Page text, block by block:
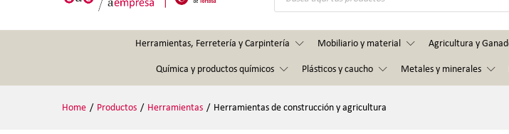
Herramientas, Ferretería y Carpintería Mobiliario y material Agricultura y
Química y productos químicos Plásticos y caucho Metales y minerales
Home / Productos / Herramientas / Herramientas de construcción y agricultura